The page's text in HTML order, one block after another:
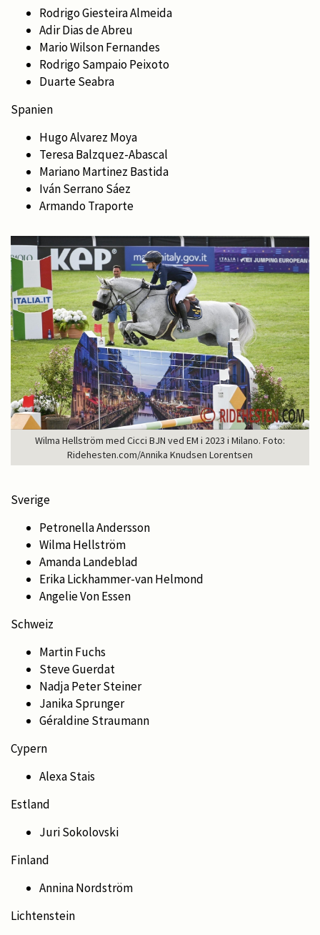
Rodrigo Giesteira Almeida
Adir Dias de Abreu
Mario Wilson Fernandes
Rodrigo Sampaio Peixoto
Duarte Seabra
Spanien
Hugo Alvarez Moya
Teresa Balzquez-Abascal
Mariano Martinez Bastida
Iván Serrano Sáez
Armando Traporte
Wilma Hellström med Cicci BJN ved EM i 2023 i Milano. Foto:
Ridehesten.com/Annika Knudsen Lorentsen
Sverige
Petronella Andersson
Wilma Hellström
Amanda Landeblad
Erika Lickhammer-van Helmond
Angelie Von Essen
Schweiz
Martin Fuchs
Steve Guerdat
Nadja Peter Steiner
Janika Sprunger
Géraldine Straumann
Cypern
Alexa Stais
Estland
Juri Sokolovski
Finland
Annina Nordström
Lichtenstein